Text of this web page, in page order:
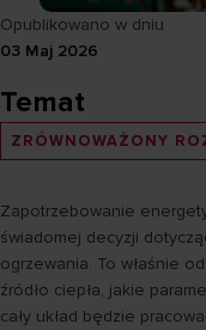
Opublikowano w dniu
03 Maj 2026
Temat
ZRÓWNOWAŻONY
Zapotrzebowanie
świadomej decyzji
ogrzewania. To właśnie
źródło ciepła, jakie
cały układ będzie